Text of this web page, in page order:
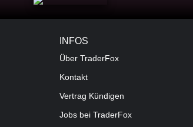
INFOS
Über TraderFox
Kontakt
Vertrag Kündigen
Jobs bei TraderFox